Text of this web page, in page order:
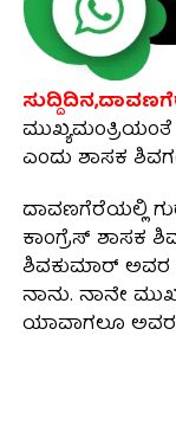
ಮುಖ್ಯಮಂತ್ರಿಯಂತೆ
ಎಂದು ಶಾಸಕ
ದಾವಣಗೆರೆಯಲ್ಲಿ
ಕಾಂಗ್ರೆಸ್ ಶಾಸಕ
ಶಿವಕುಮಾರ್‌
ನಾನು. ನಾನೇ
ಯಾವಾಗಲೂ ಅವರ